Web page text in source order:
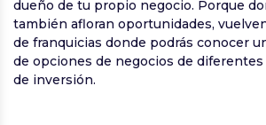
dueño de tu propio negocio. Porque
también afloran oportunidades,
de franquicias donde podrás conocer
de opciones de negocios de
de inversión.